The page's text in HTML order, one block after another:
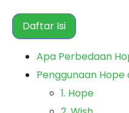
Daftar Isi
Apa Perbedaan
Penggunaan Hope
1. Hope